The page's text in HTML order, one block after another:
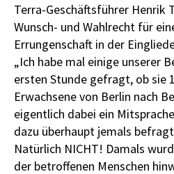
Terra-Geschäftsführer Henrik
Wunsch- und Wahlrecht für
Errungenschaft in der
„Ich habe mal einige unserer
ersten Stunde gefragt, ob sie
Erwachsene von Berlin nach
eigentlich dabei ein
dazu überhaupt jemals
Natürlich NICHT! Damals
der betroffenen Menschen